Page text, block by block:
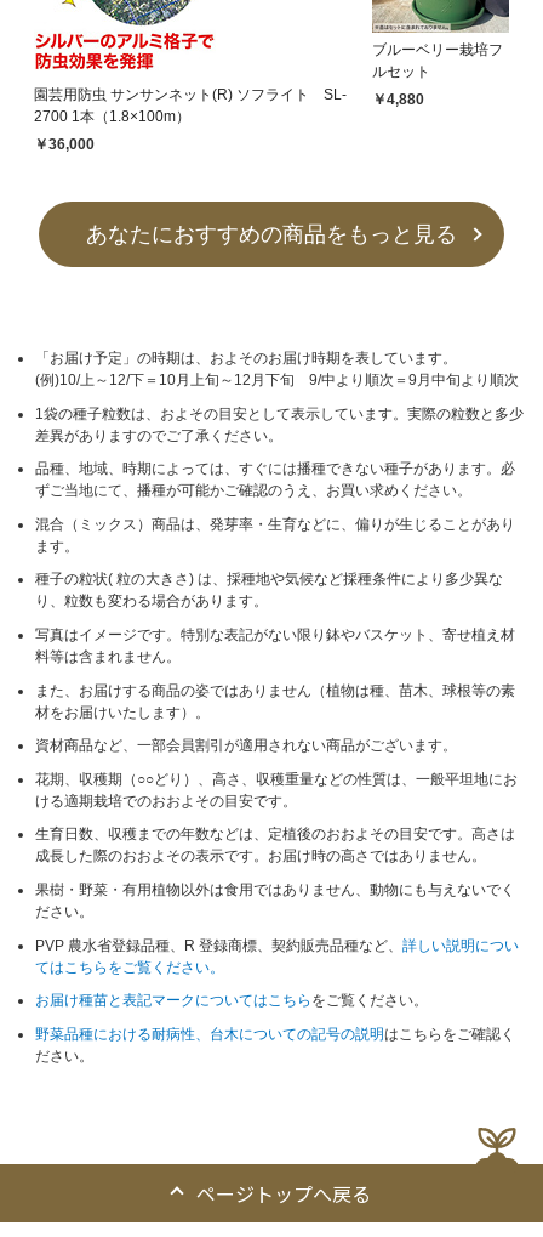
園芸用防虫 サンサンネット(R) ソフライト SL-
2700 1本（1.8×100m）
￥36,000
ブルーベリー栽培フ
ルセット
￥4,880
あなたにおすすめの商品をもっと見る
「お届け予定」の時期は、およそのお届け時期を表しています。
(例)10/上～12/下＝10月上旬～12月下旬 9/中より順次＝9月中旬より順次
1袋の種子粒数は、およその目安として表示しています。実際の粒数と多少
差異がありますのでご了承ください。
品種、地域、時期によっては、すぐには播種できない種子があります。必
ずご当地にて、播種が可能かご確認のうえ、お買い求めください。
混合（ミックス）商品は、発芽率・生育などに、偏りが生じることがあり
ます。
種子の粒状( 粒の大きさ) は、採種地や気候など採種条件により多少異な
り、粒数も変わる場合があります。
写真はイメージです。特別な表記がない限り鉢やバスケット、寄せ植え材
料等は含まれません。
また、お届けする商品の姿ではありません（植物は種、苗木、球根等の素
材をお届けいたします）。
資材商品など、一部会員割引が適用されない商品がございます。
花期、収穫期（○○どり）、高さ、収穫重量などの性質は、一般平坦地にお
ける適期栽培でのおおよその目安です。
生育日数、収穫までの年数などは、定植後のおおよその目安です。高さは
成長した際のおおよその表示です。お届け時の高さではありません。
果樹・野菜・有用植物以外は食用ではありません、動物にも与えないでく
ださい。
PVP 農水省登録品種、R 登録商標、契約販売品種など、詳しい説明につい
てはこちらをご覧ください。
お届け種苗と表記マークについてはこちら をご覧ください。
野菜品種における耐病性、台木についての記号の説明はこちらをご確認く
ださい。
ページトップへ戻る